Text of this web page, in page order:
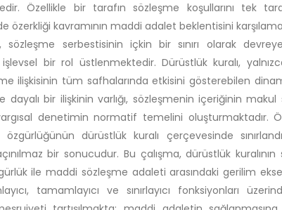
Özellikle bir tarafın sözleşme koşullarını tek
özerkliği kavramının maddi adalet beklentisini
sözleşme serbestisinin içkin bir sınırı olarak
işlevsel bir rol üstlenmektedir. Dürüstlük kuralı,
ilişkisinin tüm safhalarında etkisini gösterebilen
dayalı bir ilişkinin varlığı, sözleşmenin içeriğinin makul
denetimin normatif temelini oluşturmaktadır.
dürüstlük kuralı çerçevesinde
bir sonucudur. Bu çalışma, dürüstlük
ile maddi sözleşme adaleti arasındaki gerilim
tamamlayıcı ve sınırlayıcı fonksiyonları